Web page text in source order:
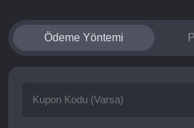
Ödeme Yöntemi